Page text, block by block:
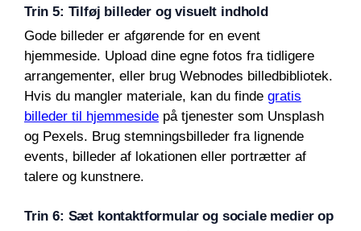
Trin 5: Tilføj billeder og visuelt indhold
Gode billeder er afgørende for en event
hjemmeside. Upload dine egne fotos fra tidligere
arrangementer, eller brug Webnodes billedbibliotek.
Hvis du mangler materiale, kan du finde gratis
billeder til hjemmeside på tjenester som Unsplash
og Pexels. Brug stemningsbilleder fra lignende
events, billeder af lokationen eller portrætter af
talere og kunstnere.
Trin 6: Sæt kontaktformular og sociale medier op